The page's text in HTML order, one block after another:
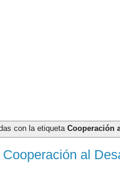
con la etiqueta Cooperación
al